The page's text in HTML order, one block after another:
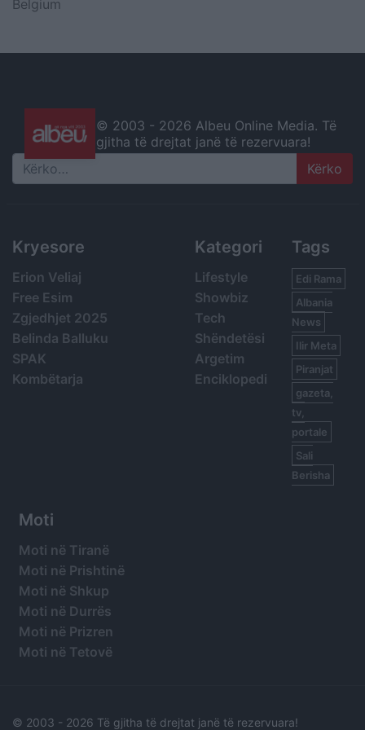
Belgium
© 2003 - 2026 Albeu Online Media. Të
gjitha të drejtat janë të rezervuara!
Search
Kryesore
Erion Veliaj
Free Esim
Zgjedhjet 2025
Belinda Balluku
SPAK
Kombëtarja
Kategori
Lifestyle
Showbiz
Tech
Shëndetësi
Argetim
Enciklopedi
Tags
Edi Rama
Albania
News
Ilir Meta
Piranjat
gazeta,
tv,
portale
Sali
Berisha
Moti
Moti në Tiranë
Moti në Prishtinë
Moti në Shkup
Moti në Durrës
Moti në Prizren
Moti në Tetovë
© 2003 - 2026 Të gjitha të drejtat janë të rezervuara!